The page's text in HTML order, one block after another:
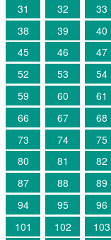
31
32 33
38
39 40
45
46 47
52
53 54
59
60 61
66
67 68
73
74 75
80
81 82
87
88 89
94
95 96
101
102 103